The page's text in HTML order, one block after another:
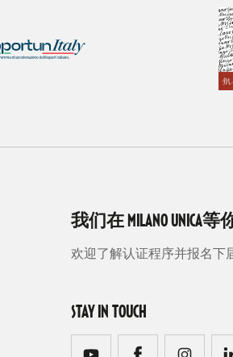
我们在 MILANO UNICA等
欢迎了解认证程序并报名下
STAY IN TOUCH